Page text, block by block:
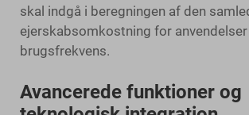
skal indgå i beregningen af den
ejerskabsomkostning for
brugsfrekvens.
Avancerede funktioner og